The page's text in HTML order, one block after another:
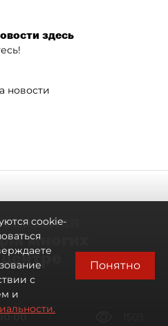
здесь
новости
многих
cookie-
с
и
Понятно